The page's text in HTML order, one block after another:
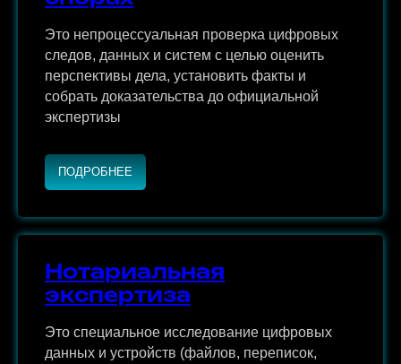
Это непроцессуальная проверка цифровых
следов, данных и систем с целью оценить
перспективы дела, установить факты и
собрать доказательства до официальной
ПОДРОБНЕЕ
Нотариальная
Это специальное исследование цифровых